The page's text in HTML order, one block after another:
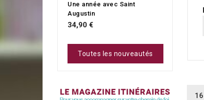
Une année avec Saint
Augustin
34,90 €
Toutes les nouveautés